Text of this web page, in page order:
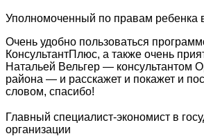
Уполномоченный по правам ребенка
Очень удобно пользоваться
КонсультантПлюс, а также очень
Натальей Вельгер — консультантом
района — и расскажет и покажет и
словом, спасибо!
Главный специалист-экономист в
организации